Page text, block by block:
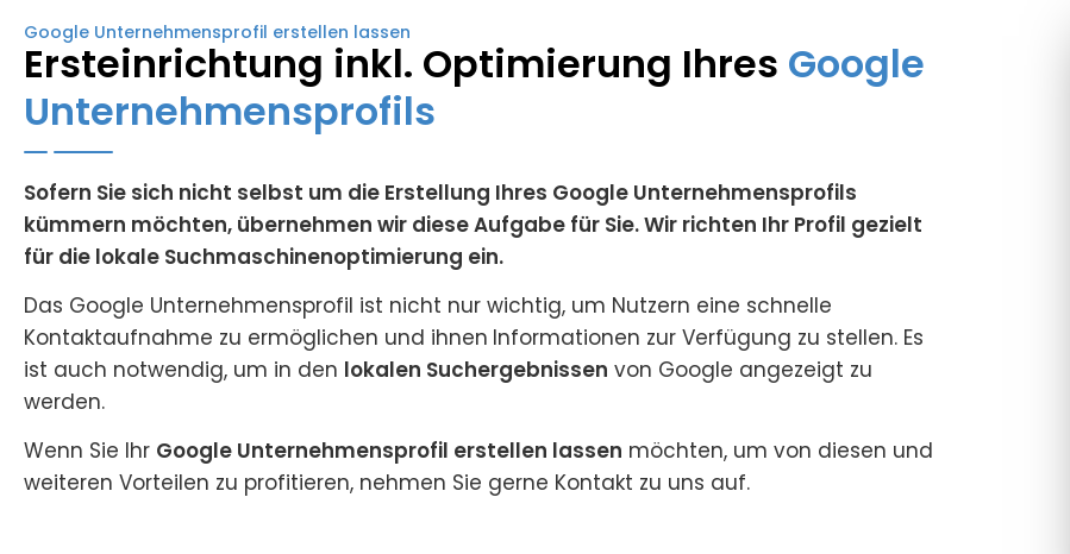
Google Unternehmensprofil erstellen lassen
Ersteinrichtung inkl. Optimierung Ihres Google
Unternehmensprofils
Sofern Sie sich nicht selbst um die Erstellung Ihres Google Unternehmensprofils
kümmern möchten, übernehmen wir diese Aufgabe für Sie. Wir richten Ihr Profil gezielt
für die lokale Suchmaschinenoptimierung ein.
Das Google Unternehmensprofil ist nicht nur wichtig, um Nutzern eine schnelle
Kontaktaufnahme zu ermöglichen und ihnen Informationen zur Verfügung zu stellen. Es
ist auch notwendig, um in den lokalen Suchergebnissen von Google angezeigt zu
werden.
Wenn Sie Ihr Google Unternehmensprofil erstellen lassen möchten, um von diesen und
weiteren Vorteilen zu profitieren, nehmen Sie gerne Kontakt zu uns auf.